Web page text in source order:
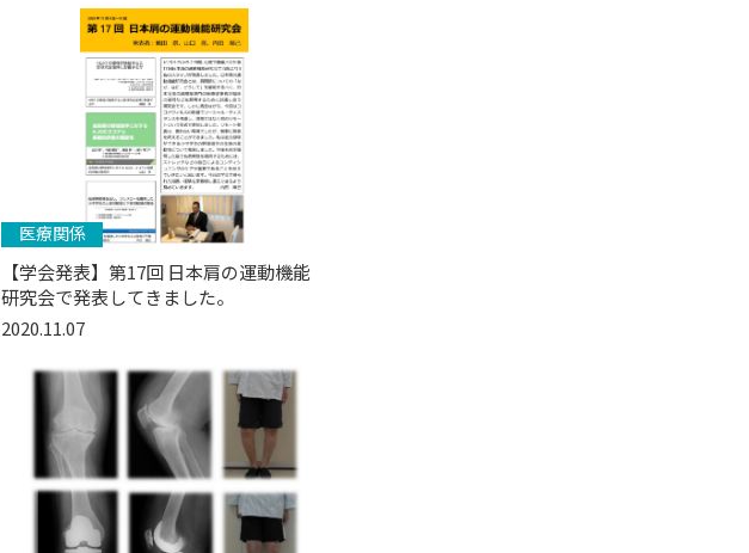
医療関係
【学会発表】第17回 日本肩の運動機能
研究会で発表してきました。
2020.11.07